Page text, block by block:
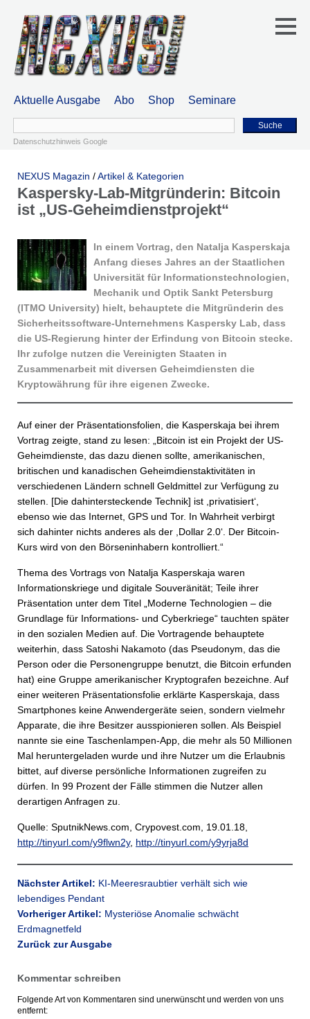
Aktuelle Ausgabe Abo Shop Seminare
Suche
Datenschutzhinweis Google
NEXUS Magazin /Artikel & Kategorien
Kaspersky-Lab-Mitgründerin: Bitcoin
ist „US-Geheimdienstprojekt“
In einem Vortrag, den Natalja Kasperskaja
Anfang dieses Jahres an der Staatlichen
Universität für Informationstechnologien,
Mechanik und Optik Sankt Petersburg
(ITMO University) hielt, behauptete die Mitgründerin des
Sicherheitssoftware-Unternehmens Kaspersky Lab, dass
die US-Regierung hinter der Erfindung von Bitcoin stecke.
Ihr zufolge nutzen die Vereinigten Staaten in
Zusammenarbeit mit diversen Geheimdiensten die
Kryptowährung für ihre eigenen Zwecke.
Auf einer der Präsentationsfolien, die Kasperskaja bei ihrem
Vortrag zeigte, stand zu lesen: „Bitcoin ist ein Projekt der US-
Geheimdienste, das dazu dienen sollte, amerikanischen,
britischen und kanadischen Geheimdienstaktivitäten in
verschiedenen Ländern schnell Geldmittel zur Verfügung zu
stellen. [Die dahintersteckende Technik] ist ,privatisiert‘,
ebenso wie das Internet, GPS und Tor. In Wahrheit verbirgt
sich dahinter nichts anderes als der ,Dollar 2.0‘. Der Bitcoin-
Kurs wird von den Börseninhabern kontrolliert.“
Thema des Vortrags von Natalja Kasperskaja waren
Informationskriege und digitale Souveränität; Teile ihrer
Präsentation unter dem Titel „Moderne Technologien – die
Grundlage für Informations- und Cyberkriege“ tauchten später
in den sozialen Medien auf. Die Vortragende behauptete
weiterhin, dass Satoshi Nakamoto (das Pseudonym, das die
Person oder die Personengruppe benutzt, die Bitcoin erfunden
hat) eine Gruppe amerikanischer Kryptografen bezeichne. Auf
einer weiteren Präsentationsfolie erklärte Kasperskaja, dass
Smartphones keine Anwendergeräte seien, sondern vielmehr
Apparate, die ihre Besitzer ausspionieren sollen. Als Beispiel
nannte sie eine Taschenlampen-App, die mehr als 50 Millionen
Mal heruntergeladen wurde und ihre Nutzer um die Erlaubnis
bittet, auf diverse persönliche Informationen zugreifen zu
dürfen. In 99 Prozent der Fälle stimmen die Nutzer allen
derartigen Anfragen zu.
Quelle: SputnikNews.com, Crypovest.com, 19.01.18,
http://tinyurl.com/y9flwn2y, http://tinyurl.com/y9yrja8d
Nächster Artikel: KI-Meeresraubtier verhält sich wie
lebendiges Pendant
Vorheriger Artikel: Mysteriöse Anomalie schwächt
Erdmagnetfeld
Zurück zur Ausgabe
Kommentar schreiben
Folgende Art von Kommentaren sind unerwünscht und werden von uns
entfernt: